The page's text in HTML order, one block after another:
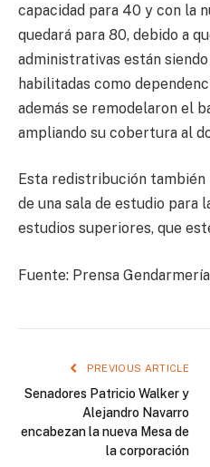
capacidad para 40 y con la
quedará para 80, debido a
administrativas están
habilitadas como
además se remodelaron el
ampliando su cobertura al
Esta redistribución
de una sala de estudio para
estudios superiores, que
Fuente: Prensa
PREVIOUS ARTICLE
Senadores Patricio Walker y
Alejandro Navarro
encabezan la nueva Mesa de
la corporación